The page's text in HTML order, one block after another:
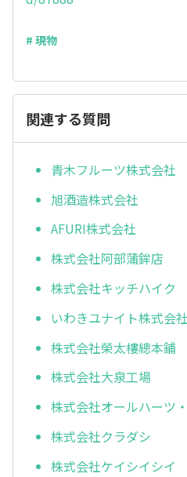
# 現物
関連する質問
青木フルーツ株式会社
旭酒造株式会社
AFURI株式会社
株式会社阿部蒲鉾店
株式会社キッチハイク
いわきユナイト株式会
株式会社榮太樓總本鋪
株式会社大泉工場
株式会社オールハーツ
株式会社クラダシ
株式会社ケイシイシイ